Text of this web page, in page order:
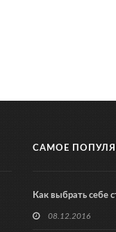
САМОЕ
Как выбрать себе
08.12.2016